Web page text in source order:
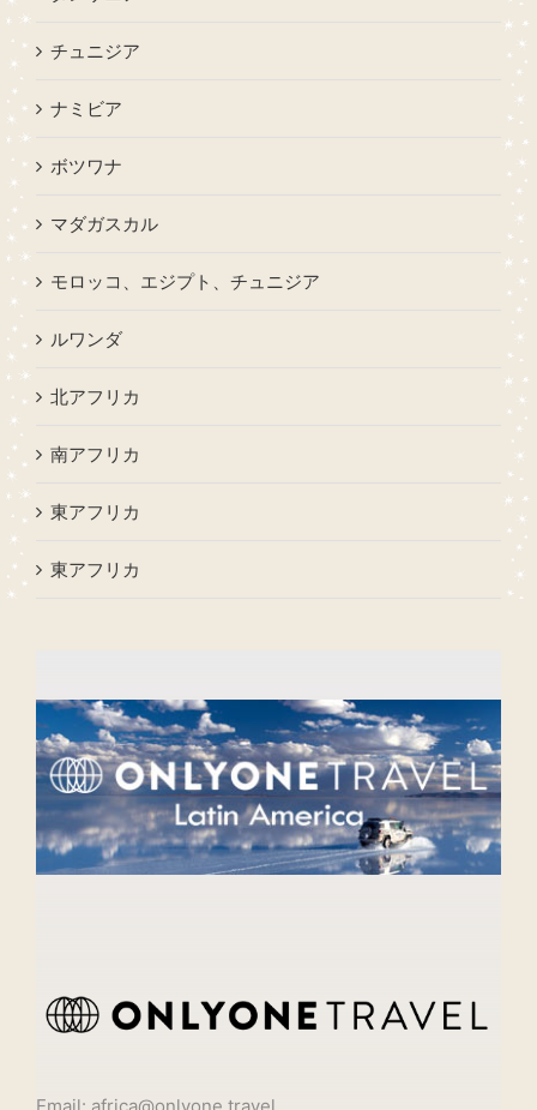
チュニジア
ナミビア
ボツワナ
マダガスカル
モロッコ、エジプト、チュニジア
ルワンダ
北アフリカ
南アフリカ
東アフリカ
東アフリカ